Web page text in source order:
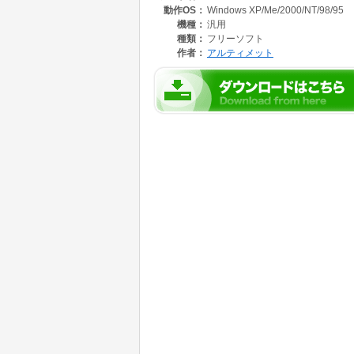
「ちょっとしたメモを貯めておくテキストフ
こういった機能を持っている。
アクティブデスクトップが有効になっている
動作OS： Windows XP/Me/2000/NT/98/95
機種： 汎用
種類： フリーソフト
作者： アルティメット